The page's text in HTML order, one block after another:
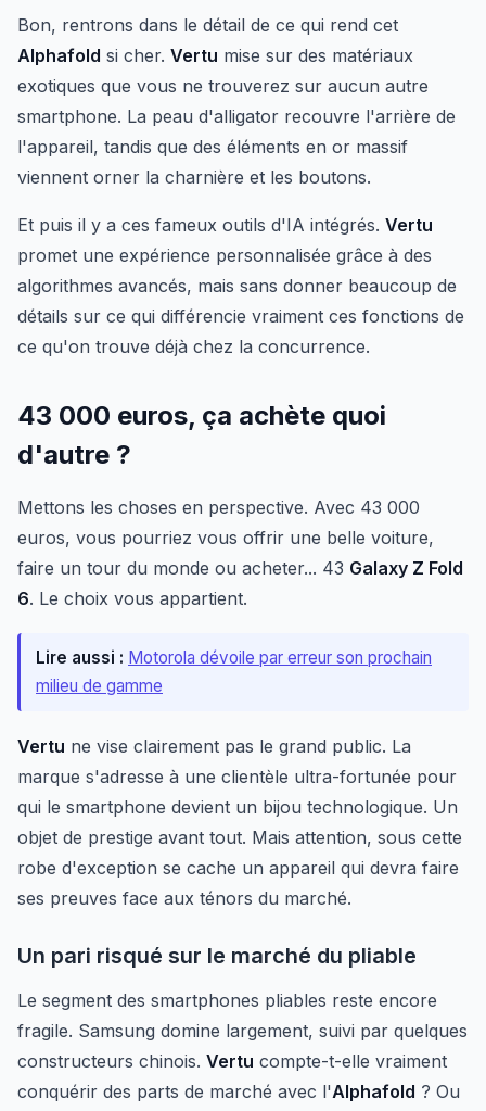
Bon, rentrons dans le détail de ce qui rend cet
Alphafold si cher. Vertu mise sur des matériaux
exotiques que vous ne trouverez sur aucun autre
smartphone. La peau d'alligator recouvre l'arrière de
l'appareil, tandis que des éléments en or massif
viennent orner la charnière et les boutons.
Et puis il y a ces fameux outils d'IA intégrés. Vertu
promet une expérience personnalisée grâce à des
algorithmes avancés, mais sans donner beaucoup de
détails sur ce qui différencie vraiment ces fonctions de
ce qu'on trouve déjà chez la concurrence.
43 000 euros, ça achète quoi
d'autre ?
Mettons les choses en perspective. Avec 43 000
euros, vous pourriez vous offrir une belle voiture,
faire un tour du monde ou acheter... 43 Galaxy Z Fold
6. Le choix vous appartient.
Lire aussi : Motorola dévoile par erreur son prochain
milieu de gamme
Vertu ne vise clairement pas le grand public. La
marque s'adresse à une clientèle ultra-fortunée pour
qui le smartphone devient un bijou technologique. Un
objet de prestige avant tout. Mais attention, sous cette
robe d'exception se cache un appareil qui devra faire
ses preuves face aux ténors du marché.
Un pari risqué sur le marché du pliable
Le segment des smartphones pliables reste encore
fragile. Samsung domine largement, suivi par quelques
constructeurs chinois. Vertu compte-t-elle vraiment
conquérir des parts de marché avec l'Alphafold ? Ou